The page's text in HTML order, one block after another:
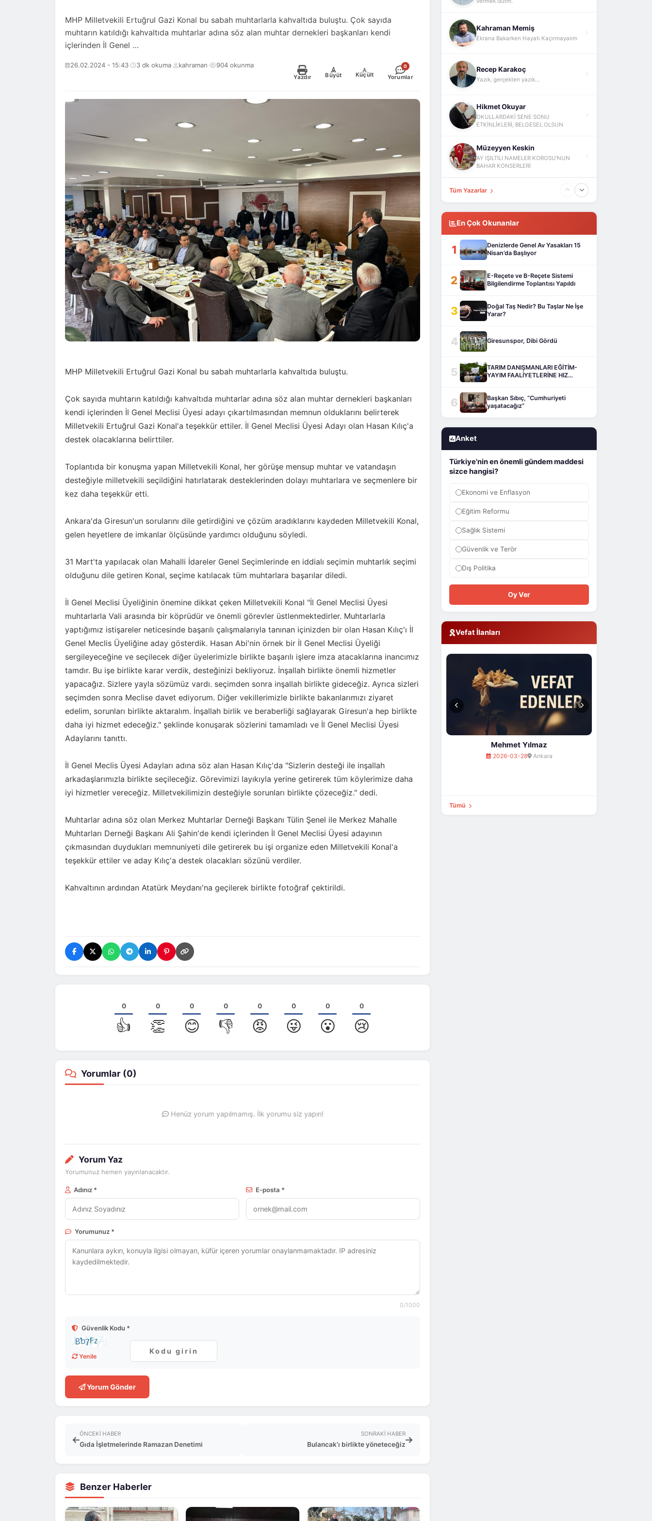
MHP Milletvekili Ertuğrul Gazi Konal bu sabah muhtarlarla kahvaltıda buluştu. Çok sayıda
muhtarın katıldığı kahvaltıda muhtarlar adına söz alan muhtar dernekleri başkanları kendi
içlerinden İl Genel …
26.02.2024 - 15:43· 3 dk okuma· kahraman· 904 okunma
Yazdır
+
Büyüt
-
Küçült
0
Yorumlar
MHP Milletvekili Ertuğrul Gazi Konal bu sabah muhtarlarla kahvaltıda buluştu.
Çok sayıda muhtarın katıldığı kahvaltıda muhtarlar adına söz alan muhtar dernekleri başkanları
kendi içlerinden İl Genel Meclisi Üyesi adayı çıkartılmasından memnun olduklarını belirterek
Milletvekili Ertuğrul Gazi Konal'a teşekkür ettiler. İl Genel Meclisi Üyesi Adayı olan Hasan Kılıç'a
destek olacaklarına belirttiler.
Toplantıda bir konuşma yapan Milletvekili Konal, her görüşe mensup muhtar ve vatandaşın
desteğiyle milletvekili seçildiğini hatırlatarak desteklerinden dolayı muhtarlara ve seçmenlere bir
kez daha teşekkür etti.
Ankara'da Giresun'un sorularını dile getirdiğini ve çözüm aradıklarını kaydeden Milletvekili Konal,
gelen heyetlere de imkanlar ölçüsünde yardımcı olduğunu söyledi.
31 Mart'ta yapılacak olan Mahalli İdareler Genel Seçimlerinde en iddialı seçimin muhtarlık seçimi
olduğunu dile getiren Konal, seçime katılacak tüm muhtarlara başarılar diledi.
İl Genel Meclisi Üyeliğinin önemine dikkat çeken Milletvekili Konal "İl Genel Meclisi Üyesi
muhtarlarla Vali arasında bir köprüdür ve önemli görevler üstlenmektedirler. Muhtarlarla
yaptığımız istişareler neticesinde başarılı çalışmalarıyla tanınan içinizden bir olan Hasan Kılıç'ı İl
Genel Meclis Üyeliğine aday gösterdik. Hasan Abi'nin örnek bir İl Genel Meclisi Üyeliği
sergileyeceğine ve seçilecek diğer üyelerimizle birlikte başarılı işlere imza atacaklarına inancımız
tamdır. Bu işe birlikte karar verdik, desteğinizi bekliyoruz. İnşallah birlikte önemli hizmetler
yapacağız. Sizlere yayla sözümüz vardı. seçimden sonra inşallah birlikte gideceğiz. Ayrıca sizleri
seçimden sonra Meclise davet ediyorum. Diğer vekillerimizle birlikte bakanlarımızı ziyaret
edelim, sorunları birlikte aktaralım. İnşallah birlik ve beraberliği sağlayarak Giresun'a hep birlikte
daha iyi hizmet edeceğiz." şeklinde konuşarak sözlerini tamamladı ve İl Genel Meclisi Üyesi
Adaylarını tanıttı.
İl Genel Meclis Üyesi Adayları adına söz alan Hasan Kılıç'da "Sizlerin desteği ile inşallah
arkadaşlarımızla birlikte seçileceğiz. Görevimizi layıkıyla yerine getirerek tüm köylerimize daha
iyi hizmetler vereceğiz. Milletvekilimizin desteğiyle sorunları birlikte çözeceğiz." dedi.
Muhtarlar adına söz olan Merkez Muhtarlar Derneği Başkanı Tülin Şenel ile Merkez Mahalle
Muhtarları Derneği Başkanı Ali Şahin'de kendi içlerinden İl Genel Meclisi Üyesi adayının
çıkmasından duydukları memnuniyeti dile getirerek bu işi organize eden Milletvekili Konal'a
teşekkür ettiler ve aday Kılıç'a destek olacakları sözünü verdiler.
Kahvaltının ardından Atatürk Meydanı'na geçilerek birlikte fotoğraf çektirildi.
0
👍
0
👏
0
😊
0
👎
0
😡
0
😜
0
😮
0
😢
Yorumlar (0)
Henüz yorum yapılmamış. İlk yorumu siz yapın!
Yorum Yaz
Yorumunuz hemen yayınlanacaktır.
Adınız * E-posta *
Yorumunuz *
0/1000
Güvenlik Kodu *
Yenile
Yorum Gönder
ÖNCEKI HABER
Gıda İşletmelerinde Ramazan Denetimi
SONRAKI HABER
Bulancak’ı birlikte yöneteceğiz
Benzer Haberler
Kahraman Memiş
Ekrana Bakarken Hayatı Kaçırmayalım
Recep Karakoç
Yazık, gerçekten yazık...
Hikmet Okuyar
OKULLARDAKİ SENE SONU
ETKİNLİKLERİ, BELGESEL OLSUN
Müzeyyen Keskin
AY IŞILTILI NAMELER KOROSU’NUN
BAHAR KONSERLERİ
Fatih Yokuş
Tüm Yazarlar
En Çok Okunanlar
1
Denizlerde Genel Av Yasakları 15
Nisan’da Başlıyor
2
E-Reçete ve B-Reçete Sistemi
Bilgilendirme Toplantısı Yapıldı
3
Doğal Taş Nedir? Bu Taşlar Ne İşe
Yarar?
4 Giresunspor, Dibi Gördü
5
TARIM DANIŞMANLARI EĞİTİM-
YAYIM FAALİYETLERİNE HIZ
6
Başkan Sıbıç, “Cumhuriyeti
yaşatacağız”
Anket
Türkiye'nin en önemli gündem maddesi
sizce hangisi?
Ekonomi ve Enflasyon
Eğitim Reformu
Sağlık Sistemi
Güvenlik ve Terör
Dış Politika
Oy Ver
Vefat İlanları
Turhan Demir
2026-06-22 Aydındere
Mehmet Yılmaz
2026-03-28 Ankara
Tümü